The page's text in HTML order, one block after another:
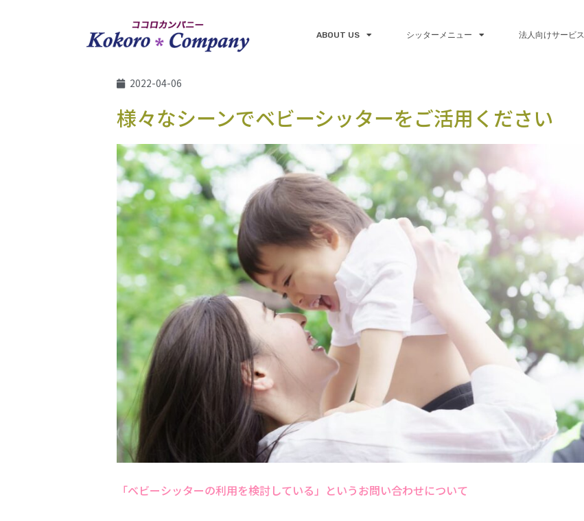
ABOUT US シッターメニュー 法人向けサービス
2022-04-06
様々なシーンでベビーシッターをご活用ください
「ベビーシッターの利用を検討している」というお問い合わせについて